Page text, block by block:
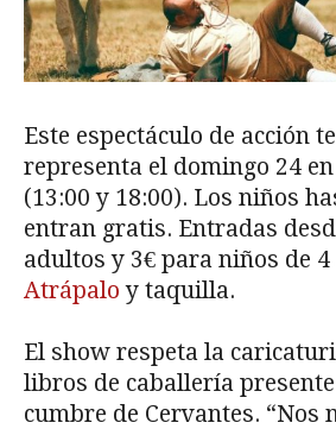
Este espectáculo de acción
representa el domingo 24
(13:00 y 18:00). Los niños
entran gratis. Entradas
adultos y 3€ para niños de 4
Atrápalo y taquilla.
El show respeta la
libros de caballería
cumbre de Cervantes. “Nos